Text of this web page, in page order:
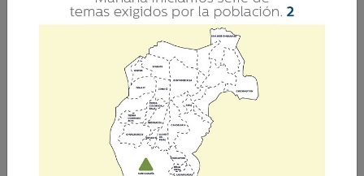
manera de diseñar, construir y gestionar
César Pérez Méndez 3 Junio 2026 17:42